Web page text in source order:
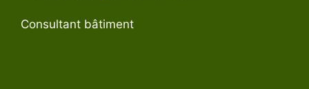
Consultant bâtiment